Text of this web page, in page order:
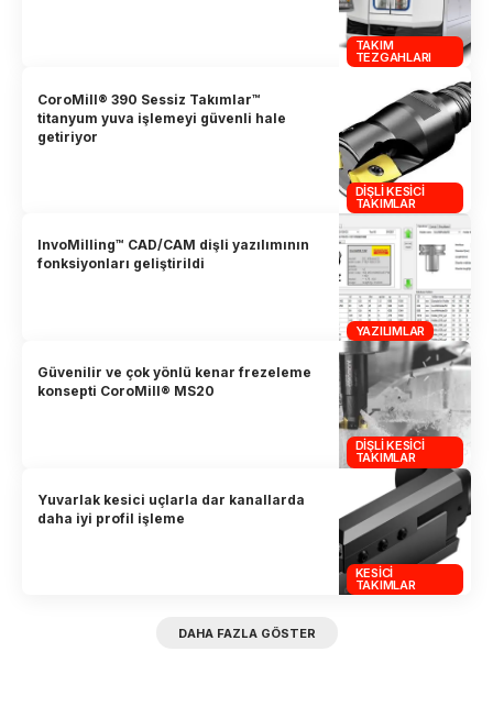
TAKIM
TEZGAHLARI
DIŞLI KESICI
TAKIMLAR
CoroMill® 390 Sessiz Takımlar™
titanyum yuva işlemeyi güvenli hale
getiriyor
YAZILIMLAR
InvoMilling™ CAD/CAM dişli yazılımının
fonksiyonları geliştirildi
DIŞLI KESICI
TAKIMLAR
Güvenilir ve çok yönlü kenar frezeleme
konsepti CoroMill® MS20
KESICI
TAKIMLAR
Yuvarlak kesici uçlarla dar kanallarda
daha iyi profil işleme
DAHA FAZLA GÖSTER